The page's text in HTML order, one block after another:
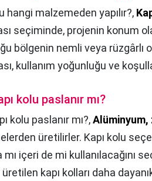
hangi malzemeden yapılır?,
seçiminde, projenin konum
bölgenin nemli veya rüzgârlı
kullanım yoğunluğu ve
kolu paslanır mı?
kolu paslanır mı?,
üretilirler. Kapı kolu
mı içeri de mi kullanılacağını
kapı kolları daha